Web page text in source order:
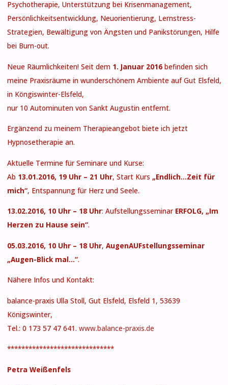
Psychotherapie, Unterstützung bei Krisenmanagement,
Persönlichkeitsentwicklung, Neuorientierung, Lernstress-
Strategien, Bewältigung von Ängsten und Panikstörungen, Hilfe
bei Burn-out.
Neue Räumlichkeiten! Seit dem 1. Januar 2016befinden sich
meine Praxisräume in wunderschönem Ambiente auf Gut Elsfeld,
in Köngiswinter-Elsfeld,
nur 10 Autominuten von Sankt Augustin entfernt.
Ergänzend zu meinem Therapieangebot biete ich jetzt
Hypnosetherapie an.
Aktuelle Termine für Seminare und Kurse:
Ab 13.01.2016, 19 Uhr – 21 Uhr, Start Kurs „Endlich…Zeit für
mich“, Entspannung für Herz und Seele.
13.02.2016, 10 Uhr – 18 Uhr: Aufstellungsseminar ERFOLG, „Im
Herzen zu Hause sein“.
05.03.2016, 10 Uhr – 18 Uhr, AugenAUFstellungsseminar
„Augen-Blick mal…“.
Nähere Infos und Kontakt:
balance-praxis Ulla Stoll, Gut Elsfeld, Elsfeld 1, 53639
Königswinter,
Tel.: 0 173 57 47 641. www.balance-praxis.de
******************************
Petra Weißenfels